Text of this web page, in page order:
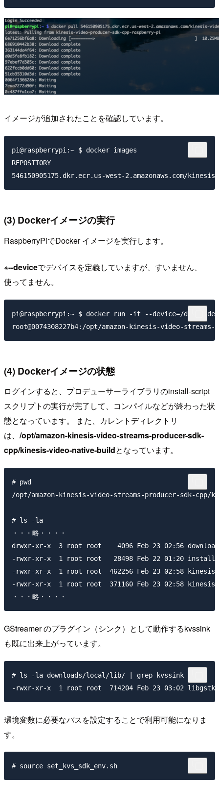
イメージが追加されたことを確認しています。
pi@raspberrypi:~ $ docker images
REPOSITORY
(3) Dockerイメージの実行
RaspberryPiでDocker イメージを実行します。
※--deviceでデバイスを定義していますが、すいません、
使ってません。
pi@raspberrypi:~ $ docker run -it --device=/dev/
(4) Dockerイメージの状態
ログインすると、プロデューサーライブラリのinstall-script
スクリプトの実行が完了して、コンパイルなどが終わった状
態となっています。 また、カレントディレクトリ
は、 /opt/amazon-kinesis-video-streams-producer-sdk-
cpp/kinesis-video-native-buildとなっています。
# pwd
/opt/amazon-kinesis-video-streams-producer-sdk-
# ls -la
・・・略・・・・
drwxr-xr-x  3 root root    4096 Feb 23 02:56
-rwxr-xr-x  1 root root   28498 Feb 22 01:20
-rwxr-xr-x  1 root root  462256 Feb 23 02:58
-rwxr-xr-x  1 root root  371160 Feb 23 02:58
GStreamer のプラグイン（シンク）として動作するkvssink
も既に出来上がっています。
# ls -la downloads/local/lib/ | grep kvssink
環境変数に必要なパスを設定することで利用可能になりま
す。